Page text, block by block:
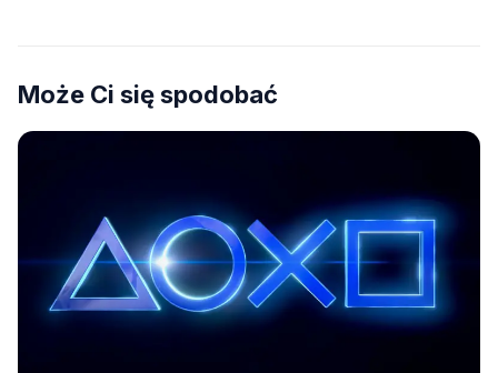
Może Ci się spodobać